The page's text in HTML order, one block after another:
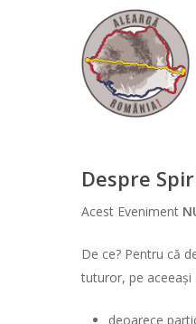
Despre
Acest Eveniment
De ce? Pentru că
tuturor, pe aceeași
deoarece